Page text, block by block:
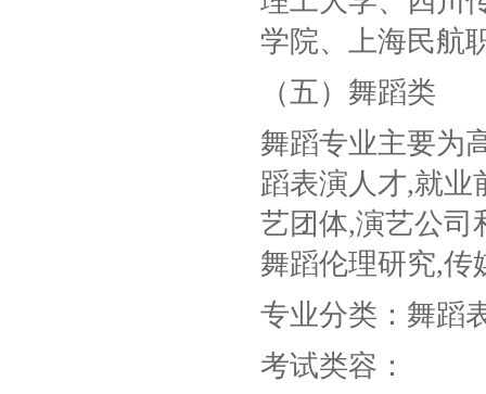
学院、上海民航
（五）舞蹈类
舞蹈专业主要为
蹈表演人才,就业
艺团体,演艺公司
舞蹈伦理研究,传
专业分类：舞蹈
考试类容：